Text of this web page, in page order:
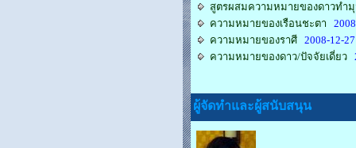
สูตรผสมความหมายของดาวทำ
ความหมายของเรือนชะตา
ความหมายของราศี 2008-12-27
ความหมายของดาว/ปัจจัยเดี่ยว
ผู้จัดทำและผู้สนับสนุน